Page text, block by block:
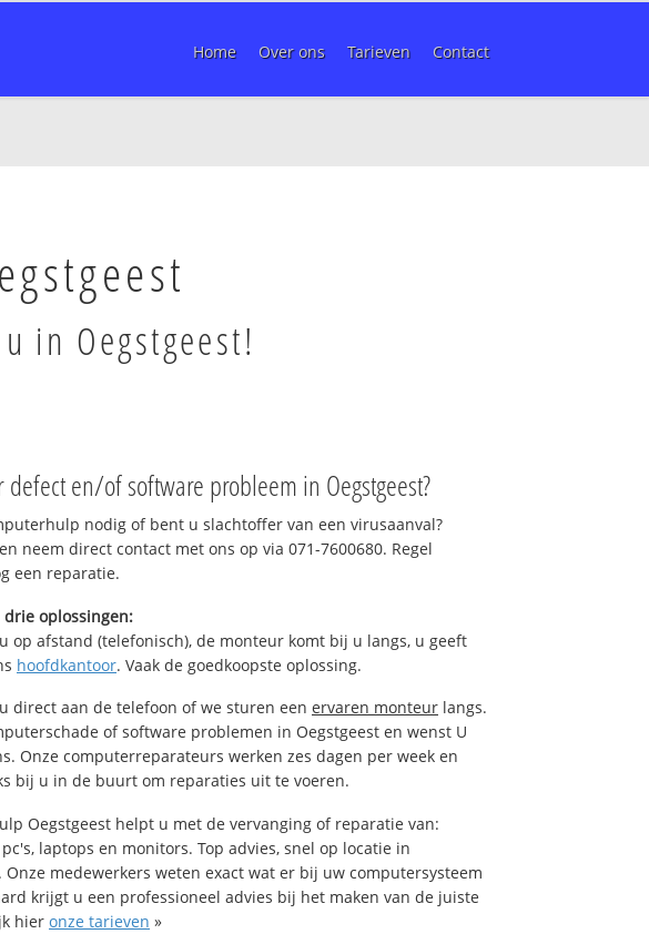
Home Over ons Tarieven Contact
in Oegstgeest!
defect en/of software probleem in Oegstgeest?
nodig of bent u slachtoffer van een virusaanval?
neem direct contact met ons op via 071-7600680. Regel
een reparatie.
oplossingen:
op afstand (telefonisch), de monteur komt bij u langs, u geeft
hoofdkantoor. Vaak de goedkoopste oplossing.
direct aan de telefoon of we sturen een ervaren monteur langs.
of software problemen in Oegstgeest en wenst U
Onze computerreparateurs werken zes dagen per week en
bij u in de buurt om reparaties uit te voeren.
Oegstgeest helpt u met de vervanging of reparatie van:
laptops en monitors. Top advies, snel op locatie in
Onze medewerkers weten exact wat er bij uw computersysteem
krijgt u een professioneel advies bij het maken van de juiste
hier onze tarieven »